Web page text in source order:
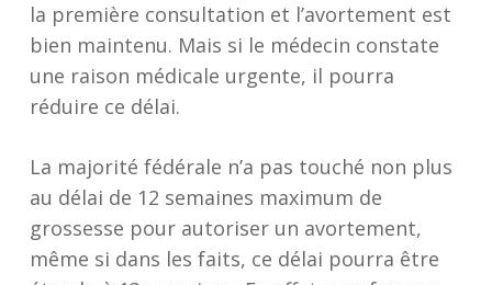
la première consultation et l’avortement est
bien maintenu. Mais si le médecin constate
une raison médicale urgente, il pourra
réduire ce délai.
La majorité fédérale n’a pas touché non plus
au délai de 12 semaines maximum de
grossesse pour autoriser un avortement,
même si dans les faits, ce délai pourra être